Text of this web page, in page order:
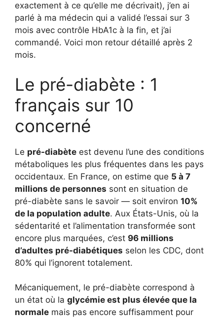
exactement à ce qu’elle me décrivait), j’en ai
parlé à ma médecin qui a validé l’essai sur 3
mois avec contrôle HbA1c à la fin, et j’ai
commandé. Voici mon retour détaillé après 2
mois.
Le pré-diabète : 1
français sur 10
concerné
Le pré-diabète est devenu l’une des conditions
métaboliques les plus fréquentes dans les pays
occidentaux. En France, on estime que 5 à 7
millions de personnes sont en situation de
pré-diabète sans le savoir — soit environ 10%
de la population adulte. Aux États-Unis, où la
sédentarité et l’alimentation transformée sont
encore plus marquées, c’est 96 millions
d’adultes pré-diabétiques selon les CDC, dont
80% qui l’ignorent totalement.
Mécaniquement, le pré-diabète correspond à
un état où la glycémie est plus élevée que la
normale mais pas encore suffisamment pour